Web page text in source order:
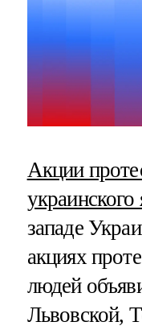
Акции
украинского
западе
акциях
людей
Львовской,